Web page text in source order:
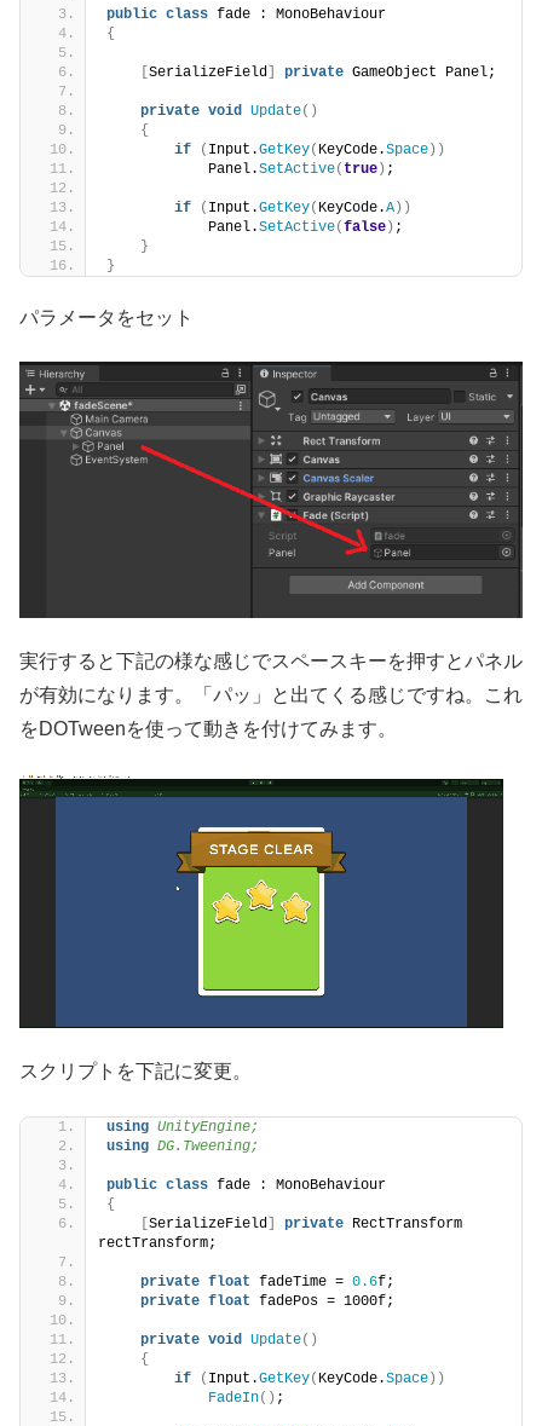
public class fade : MonoBehaviour
{
SerializeField private GameObject Panel;
private void Update()
{
if
( Input.GetKey( KeyCode.Space ))
            Panel.
SetActive( true ) ;
if ( Input.GetKey( KeyCode.A ))
            Panel.
SetActive(false ) ;
}
}
パラメータをセット
実行すると下記の様な感じでスペースキーを押すとパネル
が有効になります。「パッ」と出てくる感じですね。これ
をDOTweenを使って動きを付けてみます。
スクリプトを下記に変更。
using UnityEngine;
using DG.Tweening;
public class fade : MonoBehaviour
{
[SerializeField] private RectTransform
rectTransform;
private float fadeTime = 0.6f;
private float fadePos = 1000f;
private void Update()
{
if
( Input.GetKey( KeyCode.Space))
FadeIn() ;